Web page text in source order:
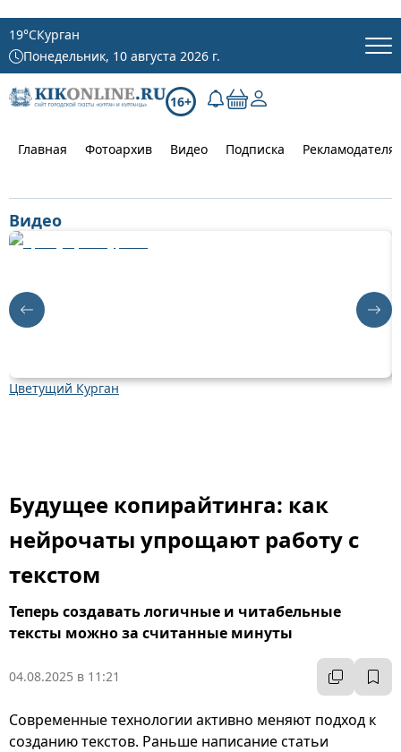
19°CКурган
Понедельник, 10 августа 2026 г.
16+
Главная Фотоархив Видео Подписка
Видео
Цветущий Курган
Будущее копирайтинга: как
нейрочаты упрощают работу с
текстом
Теперь создавать логичные и читабельные
тексты можно за считанные минуты
04.08.2025 в 11:21
Современные технологии активно меняют подход к
созданию текстов. Раньше написание статьи